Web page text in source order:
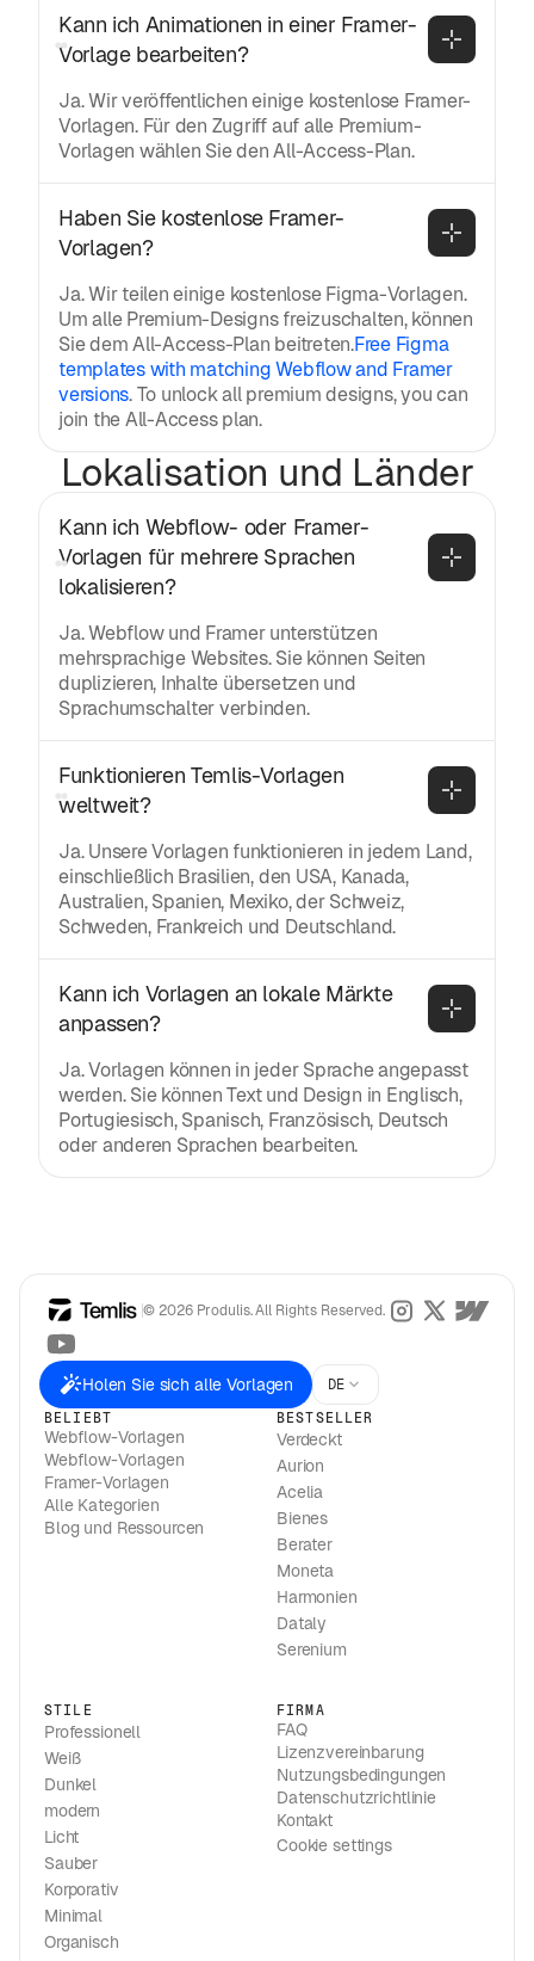
Kann ich Animationen in einer Framer-
Vorlage bearbeiten?
Ja. Wir veröffentlichen einige kostenlose Framer-
Vorlagen. Für den Zugriff auf alle Premium-
Vorlagen wählen Sie den All-Access-Plan.
Haben Sie kostenlose Framer-
Vorlagen?
Ja. Wir teilen einige kostenlose Figma-Vorlagen.
Um alle Premium-Designs freizuschalten, können
Sie dem All-Access-Plan beitreten.Free Figma
templates with matching Webflow and Framer
versions. To unlock all premium designs, you can
join the All-Access plan.
Lokalisation und Länder
Kann ich Webflow- oder Framer-
Vorlagen für mehrere Sprachen
lokalisieren?
Ja. Webflow und Framer unterstützen
mehrsprachige Websites. Sie können Seiten
duplizieren, Inhalte übersetzen und
Sprachumschalter verbinden.
Funktionieren Temlis-Vorlagen
weltweit?
Ja. Unsere Vorlagen funktionieren in jedem Land,
einschließlich Brasilien, den USA, Kanada,
Australien, Spanien, Mexiko, der Schweiz,
Schweden, Frankreich und Deutschland.
Kann ich Vorlagen an lokale Märkte
anpassen?
Ja. Vorlagen können in jeder Sprache angepasst
werden. Sie können Text und Design in Englisch,
Portugiesisch, Spanisch, Französisch, Deutsch
oder anderen Sprachen bearbeiten.
© 2026 Produlis. All Rights Reserved.
Holen Sie sich alle Vorlagen DE
BELIEBT
Webflow-Vorlagen
Webflow-Vorlagen
Framer-Vorlagen
Alle Kategorien
Blog und Ressourcen
BESTSELLER
Verdeckt
Aurion
Acelia
Bienes
Berater
Moneta
Harmonien
Dataly
Serenium
STILE
Professionell
Weiß
Dunkel
modern
Licht
Sauber
Korporativ
Minimal
Organisch
FIRMA
FAQ
Lizenzvereinbarung
Nutzungsbedingungen
Datenschutzrichtlinie
Kontakt
Cookie settings